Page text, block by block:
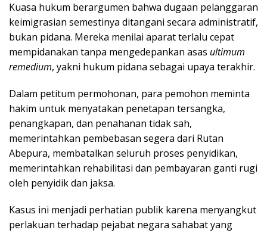
Kuasa hukum berargumen bahwa dugaan pelanggaran
keimigrasian semestinya ditangani secara administratif,
bukan pidana. Mereka menilai aparat terlalu cepat
mempidanakan tanpa mengedepankan asas ultimum
remedium, yakni hukum pidana sebagai upaya terakhir.
Dalam petitum permohonan, para pemohon meminta
hakim untuk menyatakan penetapan tersangka,
penangkapan, dan penahanan tidak sah,
memerintahkan pembebasan segera dari Rutan
Abepura, membatalkan seluruh proses penyidikan,
memerintahkan rehabilitasi dan pembayaran ganti rugi
oleh penyidik dan jaksa.
Kasus ini menjadi perhatian publik karena menyangkut
perlakuan terhadap pejabat negara sahabat yang